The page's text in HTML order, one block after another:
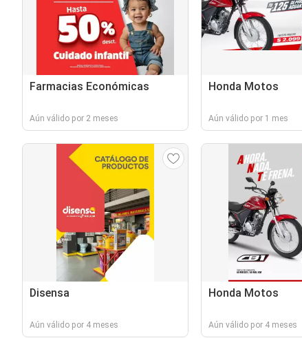
Farmacias Económicas
Aún válido por 2 meses
Honda Motos
Aún válido por 1 mes
Disensa
Aún válido por 4 meses
Honda Motos
Aún válido por 4 meses